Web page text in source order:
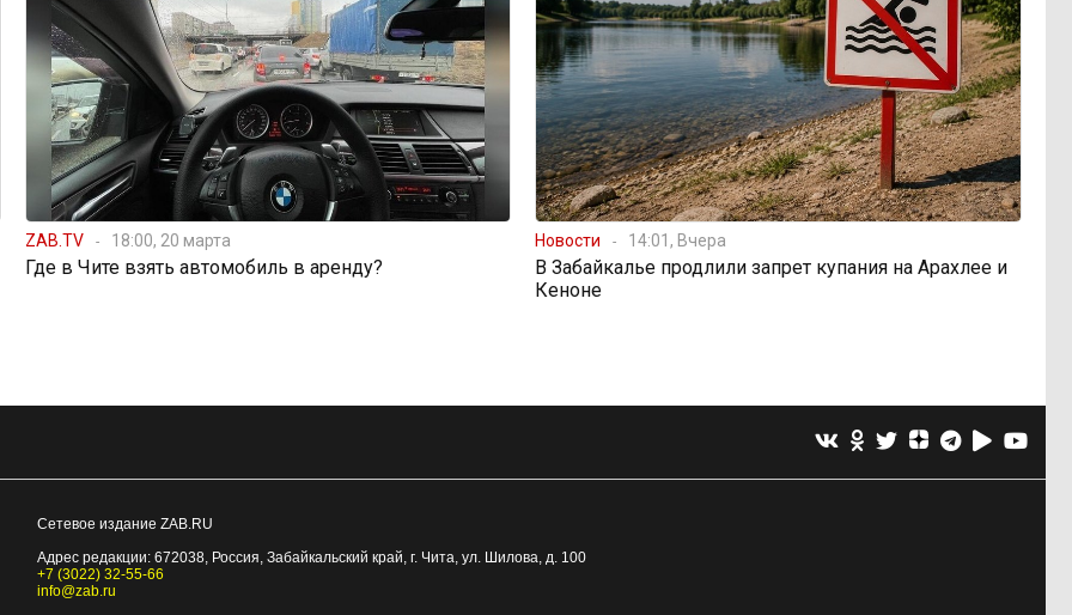
ZAB.TV 18:00, 20 марта
Где в Чите взять автомобиль в аренду?
Новости 14:01, Вчера
В Забайкалье продлили запрет купания на Арахлее и
Кеноне
Сетевое издание ZAB.RU
Адрес редакции: 672038, Россия, Забайкальский край, г. Чита, ул. Шилова, д. 100
+7 (3022) 32-55-66
info@zab.ru